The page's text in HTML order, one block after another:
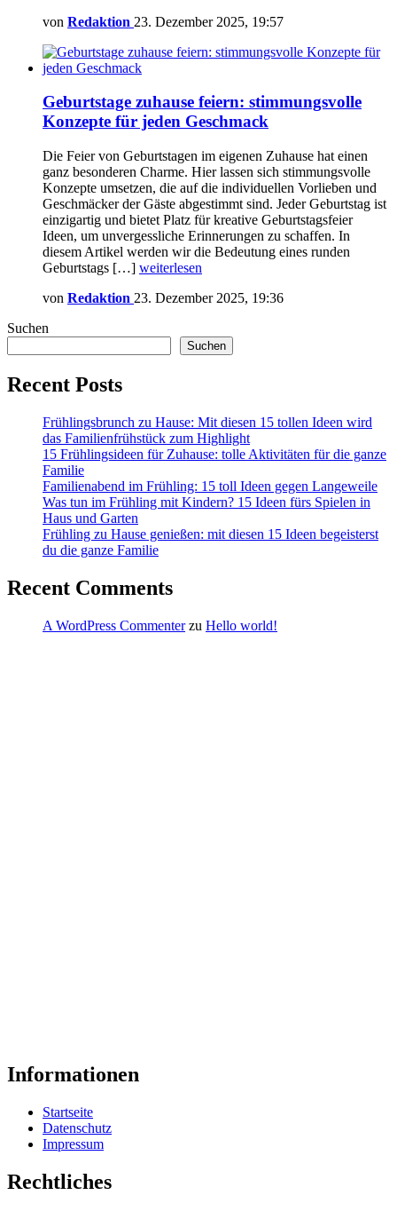
von Redaktion 23. Dezember 2025, 19:57
Geburtstage zuhause feiern: stimmungsvolle
Konzepte für jeden Geschmack
Die Feier von Geburtstagen im eigenen Zuhause hat einen
ganz besonderen Charme. Hier lassen sich stimmungsvolle
Konzepte umsetzen, die auf die individuellen Vorlieben und
Geschmäcker der Gäste abgestimmt sind. Jeder Geburtstag ist
einzigartig und bietet Platz für kreative Geburtstagsfeier
Ideen, um unvergessliche Erinnerungen zu schaffen. In
diesem Artikel werden wir die Bedeutung eines runden
Geburtstags […] weiterlesen
von Redaktion 23. Dezember 2025, 19:36
Suchen
Suchen
Recent Posts
Frühlingsbrunch zu Hause: Mit diesen 15 tollen Ideen wird
das Familienfrühstück zum Highlight
15 Frühlingsideen für Zuhause: tolle Aktivitäten für die ganze
Familie
Familienabend im Frühling: 15 toll Ideen gegen Langeweile
Was tun im Frühling mit Kindern? 15 Ideen fürs Spielen in
Haus und Garten
Frühling zu Hause genießen: mit diesen 15 Ideen begeisterst
du die ganze Familie
Recent Comments
A WordPress Commenterzu Hello world!
Informationen
Startseite
Datenschutz
Impressum
Rechtliches